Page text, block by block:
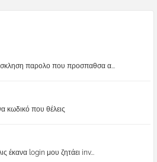
παρολο που προσπαθσα α...
κωδικό που θέλεις
έκανα login μου ζητάει inv...